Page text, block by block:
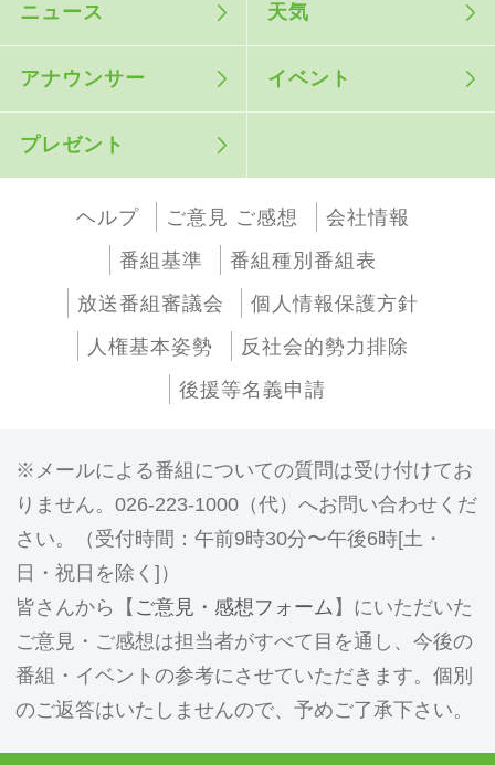
ニュース 天気
アナウンサー イベント
プレゼント
ヘルプ ご意見 ご感想
会社情報
番組基準
番組種別番組表
放送番組審議会
個人情報保護方針
人権基本姿勢
反社会的勢力排除
後援等名義申請
メールによる番組についての質問は受け付けてお
りません。026-223-1000（代）へお問い合わせくだ
さい。（受付時間：午前9時30分〜午後6時[土・
日・祝日を除く]）
皆さんから【 ご意見・感想フォーム 】にいただいた
ご意見・ご感想は担当者がすべて目を通し、今後の
番組・イベントの参考にさせていただきます。個別
のご返答はいたしませんので、予めご了承下さい。